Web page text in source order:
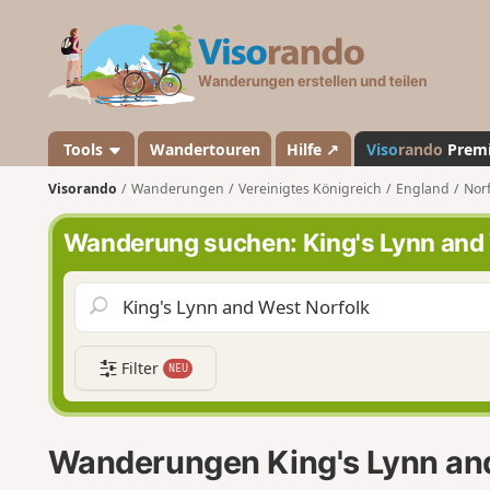
a
n
d
o
Tools Wandertouren Hilfe ↗ Visorando
Visorando Wanderungen Vereinigtes Königreich England
Wanderung suchen: King's Lynn
Filter NEU
Wanderungen King's Lynn